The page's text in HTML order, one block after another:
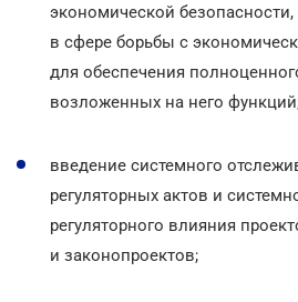
экономической
в сфере борьбы с
для обеспечения
возложенных на него
введение системного
регуляторных актов и
регуляторного влияния
и законопроектов;